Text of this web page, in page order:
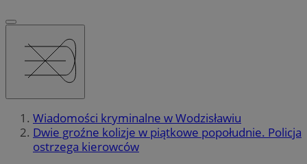
Wiadomości kryminalne w Wodzisławiu
Dwie groźne kolizje w piątkowe popołudnie. Policja
ostrzega kierowców